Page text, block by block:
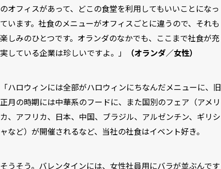
のオフィスがあって、どこの食堂を利用してもいいことになっ
ています。社食のメニューがオフィスごとに違うので、それも
楽しみのひとつです。オランダのなかでも、ここまで社食が充
実している企業は珍しいですよ。」
（オランダ／女性）
「ハロウィンには全部がハロウィンにちなんだメニューに、旧
正月の時期には中華系のフードに、また国別のフェア（アメリ
カ、アフリカ、日本、中国、ブラジル、アルゼンチン、ギリシ
ャなど）が開催されるなど、当社の社食はイベント好き。
そうそう。バレンタインには、女性社員用にバラが並ぶんです